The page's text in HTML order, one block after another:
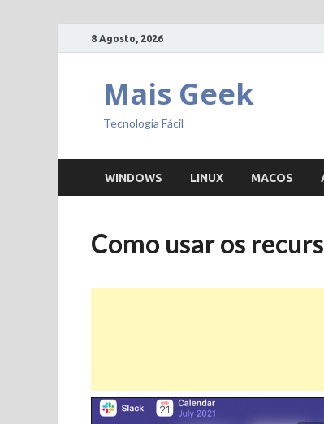
8 Agosto, 2026
Mais Geek
Tecnologia Fácil
WINDOWS LINUX MACOS
Como usar os